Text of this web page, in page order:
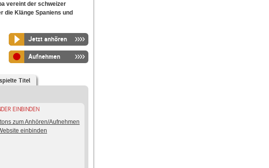
vereint der schweizer
die Klänge Spaniens und
Jetzt anhören
Aufnehmen
Titel
EINBINDEN
zum Anhören/Aufnehmen
einbinden